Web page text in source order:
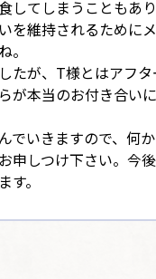
してしまうこともあり
を維持されるために
。
たが、T様とはアフ
が本当のお付き合い
でいきますので、何
申しつけ下さい。今
す。